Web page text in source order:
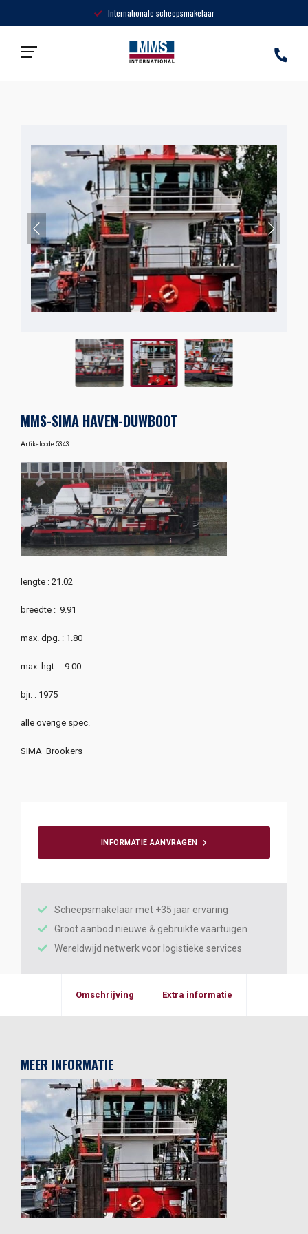
Internationale scheepsmakelaar
MMS-SIMA HAVEN-DUWBOOT
Artikelcode 5343
lengte : 21.02
breedte : 9.91
max. dpg. : 1.80
max. hgt. : 9.00
bjr. : 1975
alle overige spec.
SIMA Brookers
INFORMATIE AANVRAGEN
Scheepsmakelaar met +35 jaar ervaring
Groot aanbod nieuwe & gebruikte vaartuigen
Wereldwijd netwerk voor logistieke services
Omschrijving Extra informatie
MEER INFORMATIE